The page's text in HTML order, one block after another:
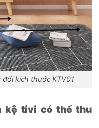
kích thước KTV01
kệ tivi có thể thu